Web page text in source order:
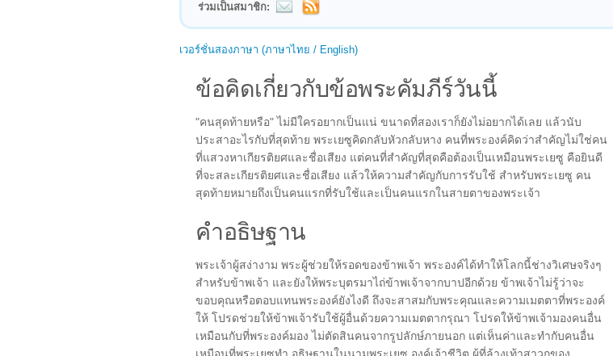
ร่วมเป็นสมาชิก:
เวอร์ชั่นสองภาษา (ภาษาไทย / English)
ข้อคิดเกี่ยวกับข้อพระคัมภีร์วันนี้
"คนสุดท้ายหรือ" ไม่มีใครอยากเป็นแน่ ขนาดที่สองเราก็ยังไม่อยากได้เลย แล้วนับ
ประสาอะไรกับที่สุดท้าย พระเยซูคิดกลับหัวกลับหาง คนที่พระองค์คิดว่าสำคัญไม่ใช่คน
ที่แสวงหาเกียรติยศและชื่อเสียง แต่คนที่สำคัญที่สุดคือต้องเป็นเหมือนพระเยซู คือยินดี
ที่จะสละเกียรติยศและชื่อเสียง แล้วให้ความสำคัญกับการรับใช้ สำหรับพระเยซู คน
สุดท้ายหมายถึงเป็นคนแรกที่รับใช้และเป็นคนแรกในสายตาของพระเจ้า
คำอธิษฐาน
พระเจ้าผู้สง่างาม พระผู้ช่วยให้รอดของข้าพเจ้า พระองค์ได้ทำให้โลกนี้ช่างวิเศษจริงๆ
สำหรับข้าพเจ้า และยังให้พระบุตรมาไถ่ข้าพเจ้าจากบาปอีกด้วย ข้าพเจ้าไม่รู้ว่าจะ
ขอบคุณหรือตอบแทนพระองค์ยังไงดี ถึงจะสาสมกับพระคุณและความเมตตาที่พระองค์
ให้ โปรดช่วยให้ข้าพเจ้ารับใช้ผู้อื่นด้วยความเมตตากรุณา โปรดให้ข้าพเจ้ามองคนอื่น
เหมือนกับที่พระองค์มอง ไม่ตัดสินคนจากรูปลักษ์ภายนอก แต่เห็นค่าและทำกับคนอื่น